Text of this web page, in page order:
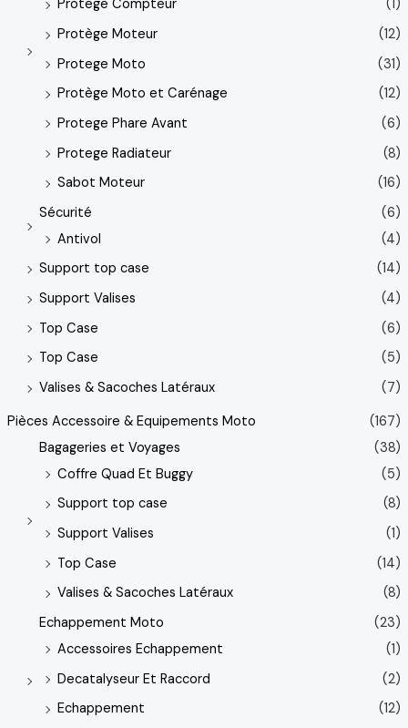
Protege Compteur
(1)
Protège Moteur
(12)
Protege Moto
(31)
Protège Moto et Carénage
(12)
Protege Phare Avant
(6)
Protege Radiateur
(8)
Sabot Moteur
(16)
Sécurité
(6)
Antivol
(4)
Support top case
(14)
Support Valises
(4)
Top Case
(6)
Top Case
(5)
Valises & Sacoches Latéraux
(7)
Pièces Accessoire & Equipements Moto
(167)
Bagageries et Voyages
(38)
Coffre Quad Et Buggy
(5)
Support top case
(8)
Support Valises
(1)
Top Case
(14)
Valises & Sacoches Latéraux
(8)
Echappement Moto
(23)
Accessoires Echappement
(1)
Decatalyseur Et Raccord
(2)
Echappement
(12)